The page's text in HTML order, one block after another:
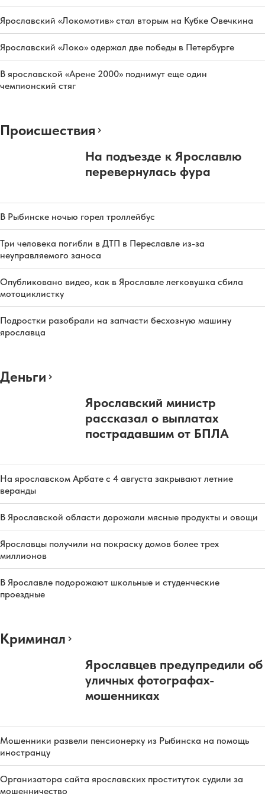
Ярославский «Локомотив» стал вторым на Кубке Овечкина
Ярославский «Локо» одержал две победы в Петербурге
В ярославской «Арене 2000» поднимут еще один
чемпионский стяг
Происшествия
На подъезде к Ярославлю
перевернулась фура
В Рыбинске ночью горел троллейбус
Три человека погибли в ДТП в Переславле из-за
неуправляемого заноса
Опубликовано видео, как в Ярославле легковушка сбила
мотоциклистку
Подростки разобрали на запчасти бесхозную машину
ярославца
Деньги
Ярославский министр
рассказал о выплатах
пострадавшим от БПЛА
На ярославском Арбате с 4 августа закрывают летние
веранды
В Ярославской области дорожали мясные продукты и овощи
Ярославцы получили на покраску домов более трех
миллионов
В Ярославле подорожают школьные и студенческие
проездные
Криминал
Ярославцев предупредили об
уличных фотографах-
мошенниках
Мошенники развели пенсионерку из Рыбинска на помощь
иностранцу
Организатора сайта ярославских проституток судили за
мошенничество